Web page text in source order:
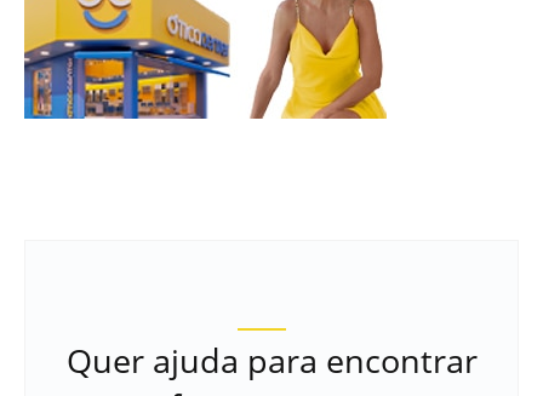
Quer ajuda para encontrar